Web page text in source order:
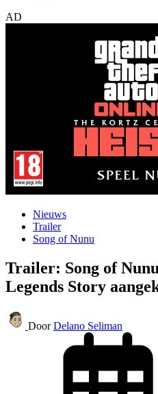
AD
Nieuws
Trailer
Song of Nunu
Trailer: Song of
Legends Story
Door Delano Seliman